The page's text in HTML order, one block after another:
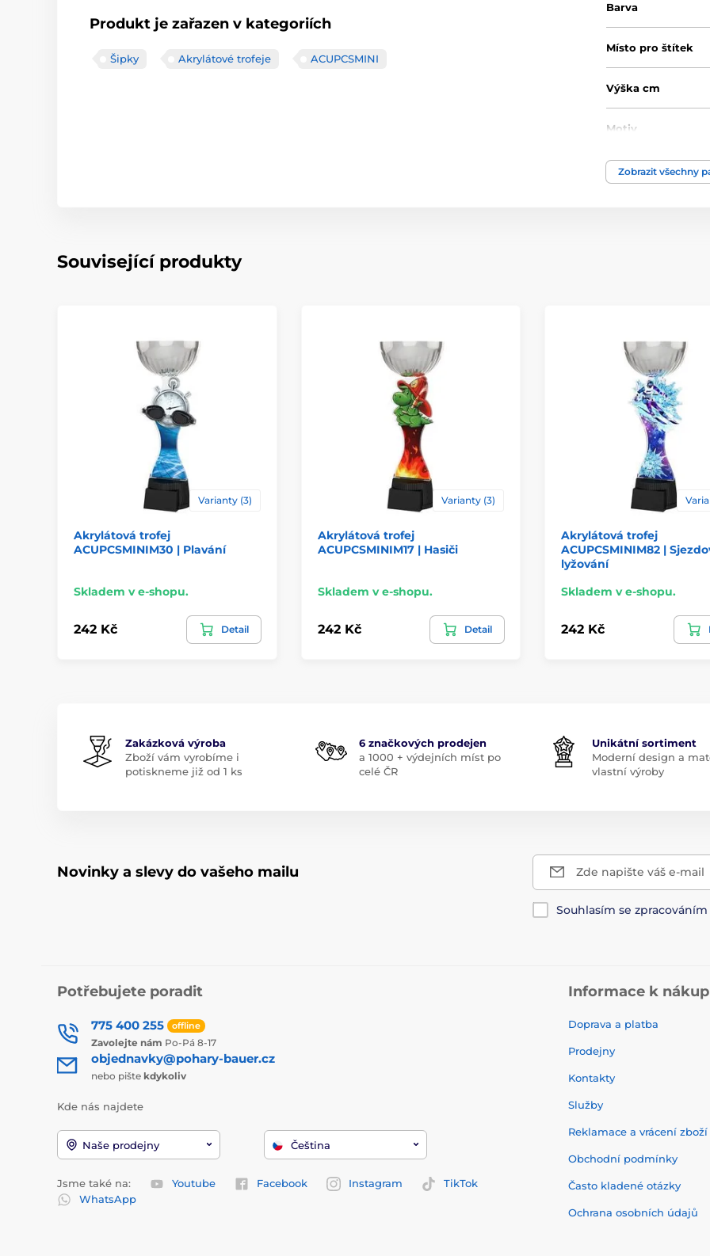
Produkt je zařazen v kategoriích
Šipky Akrylátové trofeje ACUPCSMINI
Barva
Místo pro štítek
Výška cm
Motiv
Typ ocenění
Zobrazit všechny
Související produkty
Varianty (3)
Akrylátová trofej
ACUPCSMINIM30 | Plavání
Skladem v e-shopu.
242 Kč Detail
Varianty (3)
Akrylátová trofej
ACUPCSMINIM17 | Hasiči
Skladem v e-shopu.
242 Kč Detail
Akrylátová trofej
ACUPCSMINIM82 |
lyžování
Skladem v e-shopu.
242 Kč
Zakázková výroba
Zboží vám vyrobíme i
potiskneme již od 1 ks
6 značkových prodejen
a 1000 + výdejních míst po
celé ČR
Unikátní sortiment
Moderní design a
vlastní výroby
Novinky a slevy do vašeho mailu Zde napište váš e-mail
Souhlasím se zpracováním
Potřebujete poradit
775 400 255 offline
Zavolejte nám Po-Pá 8-17
objednavky@pohary-bauer.cz
nebo pište kdykoliv
Kde nás najdete
Naše prodejny Čeština
Jsme také na: Youtube Facebook Instagram
TikTok
WhatsApp
Informace k
Doprava a platba
Prodejny
Kontakty
Služby
Reklamace a vrácení zboží
Obchodní podmínky
Často kladené otázky
Ochrana osobních údajů